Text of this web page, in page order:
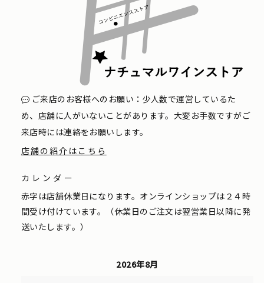
ご来店のお客様へのお願い：少人数で運営しているた
め、店舗に人がいないことがあります。大変お手数ですがご
来店時には連絡をお願いします。
店舗の紹介はこちら
カレンダー
赤字は店舗休業日になります。オンラインショップは２４時
間受け付けています。（休業日のご注文は翌営業日以降に発
送いたします。）
2026年8月